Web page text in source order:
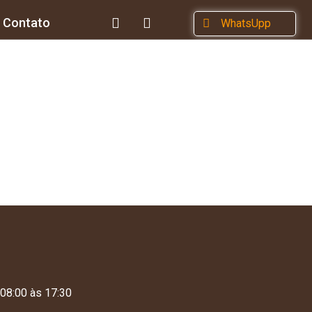
Contato WhatsUpp
às 17:30